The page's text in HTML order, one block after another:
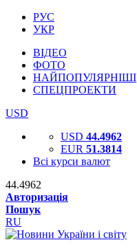
РУС
УКР
ВІДЕО
ФОТО
НАЙПОПУЛЯРНІШІ
СПЕЦПРОЕКТИ
USD
USD 44.4962
EUR 51.3814
Всі курси валют
44.4962
Авторизація
Пошук
RU